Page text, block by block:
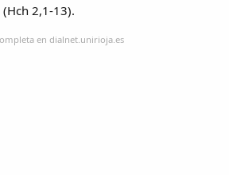
2,1-13).
en dialnet.unirioja.es